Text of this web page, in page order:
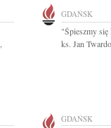
GDAŃSK
"Śpieszmy
ks. Jan
GDAŃSK